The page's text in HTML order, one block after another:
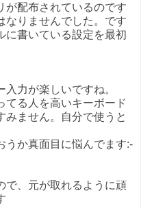
が配布されているのです
なりませんでした。です
に書いている設定を最初
力が楽しいですね。
てる人を高いキーボード
みません。自分で使うと
うか真面目に悩んでます:-
で、元が取れるように頑